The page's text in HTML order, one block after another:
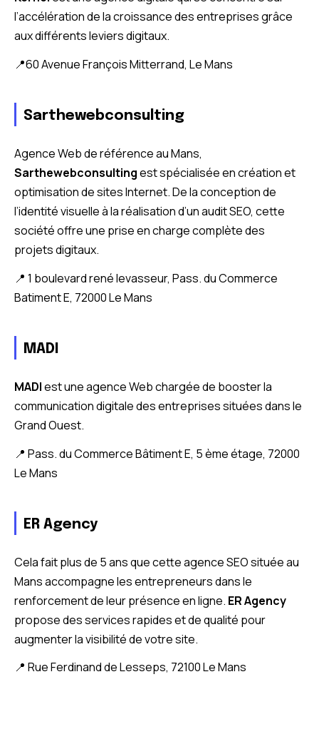
l’accélération de la croissance des entreprises grâce
aux différents leviers digitaux.
📍60 Avenue François Mitterrand, Le Mans
Sarthewebconsulting
Agence Web de référence au Mans,
Sarthewebconsultingest spécialisée en création et
optimisation de sites Internet. De la conception de
l’identité visuelle à la réalisation d’un audit SEO, cette
société offre une prise en charge complète des
projets digitaux.
📍 1 boulevard rené levasseur, Pass. du Commerce
Batiment E, 72000 Le Mans
MADI
MADIest une agence Web chargée de booster la
communication digitale des entreprises situées dans le
Grand Ouest.
📍 Pass. du Commerce Bâtiment E, 5 ème étage, 72000
Le Mans
ER Agency
Cela fait plus de 5 ans que cette agence SEO située au
Mans accompagne les entrepreneurs dans le
renforcement de leur présence en ligne. ER Agency
propose des services rapides et de qualité pour
augmenter la visibilité de votre site.
📍 Rue Ferdinand de Lesseps, 72100 Le Mans